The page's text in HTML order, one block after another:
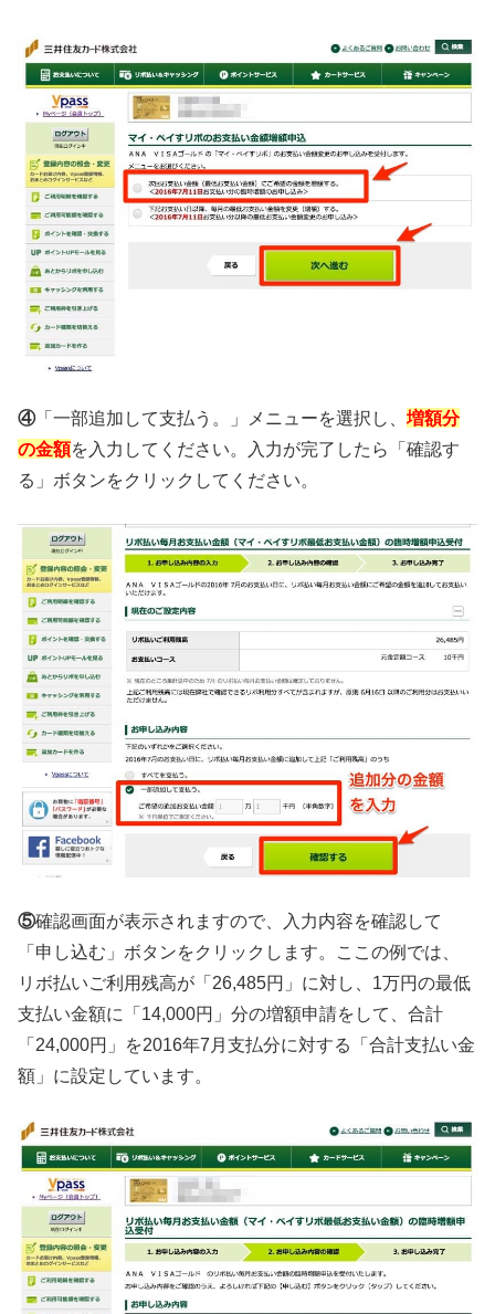
④「一部追加して支払う。」メニューを選択し、増額分
の金額を入力してください。入力が完了したら「確認す
る」ボタンをクリックしてください。
⑤確認画面が表示されますので、入力内容を確認して
「申し込む」ボタンをクリックします。ここの例では、
リボ払いご利用残高が「26,485円」に対し、1万円の最低
支払い金額に「14,000円」分の増額申請をして、合計
「24,000円」を2016年7月支払分に対する「合計支払い金
額」に設定しています。